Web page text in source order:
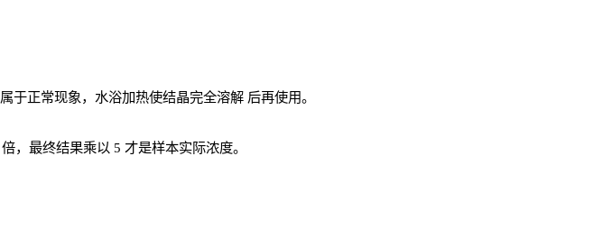
于正常现象，水浴加热使结晶完全溶解 后再使用。
，最终结果乘以 5 才是样本实际浓度。